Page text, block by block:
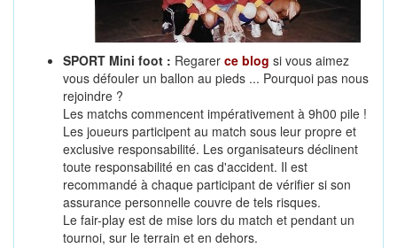
SPORT Mini foot : Regarer ce blog si vous aimez
vous défouler un ballon au pieds ... Pourquoi pas nous
rejoindre ?
Les matchs commencent impérativement à 9h00 pile !
Les joueurs participent au match sous leur propre et
exclusive responsabilité. Les organisateurs déclinent
toute responsabilité en cas d'accident. Il est
recommandé à chaque participant de vérifier si son
assurance personnelle couvre de tels risques.
Le fair-play est de mise lors du match et pendant un
tournoi, sur le terrain et en dehors.